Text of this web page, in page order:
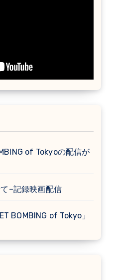
of Tokyoの配信が
–記録映画配信
BOMBING of Tokyo」